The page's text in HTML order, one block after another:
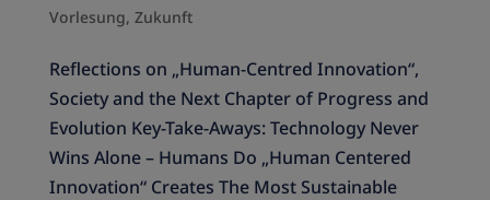
Vorlesung, Zukunft
Reflections on „Human-Centred Innovation“,
Society and the Next Chapter of Progress and
Evolution Key-Take-Aways: Technology Never
Wins Alone – Humans Do „Human Centered
Innovation“ Creates The Most Sustainable